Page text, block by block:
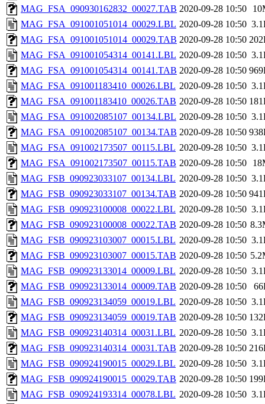
MAG_FSA_090930162832_00027.TAB 2020-09-28 10:50
MAG_FSA_091001051014_00029.LBL 2020-09-28 10:50
MAG_FSA_091001051014_00029.TAB 2020-09-28 10:50
MAG_FSA_091001054314_00141.LBL 2020-09-28 10:50
MAG_FSA_091001054314_00141.TAB 2020-09-28 10:50
MAG_FSA_091001183410_00026.LBL 2020-09-28 10:50
MAG_FSA_091001183410_00026.TAB 2020-09-28 10:50
MAG_FSA_091002085107_00134.LBL 2020-09-28 10:50
MAG_FSA_091002085107_00134.TAB 2020-09-28 10:50
MAG_FSA_091002173507_00115.LBL 2020-09-28 10:50
MAG_FSA_091002173507_00115.TAB 2020-09-28 10:50
MAG_FSB_090923033107_00134.LBL 2020-09-28 10:50
MAG_FSB_090923033107_00134.TAB 2020-09-28 10:50
MAG_FSB_090923100008_00022.LBL 2020-09-28 10:50
MAG_FSB_090923100008_00022.TAB 2020-09-28 10:50
MAG_FSB_090923103007_00015.LBL 2020-09-28 10:50
MAG_FSB_090923103007_00015.TAB 2020-09-28 10:50
MAG_FSB_090923133014_00009.LBL 2020-09-28 10:50
MAG_FSB_090923133014_00009.TAB 2020-09-28 10:50
MAG_FSB_090923134059_00019.LBL 2020-09-28 10:50
MAG_FSB_090923134059_00019.TAB 2020-09-28 10:50
MAG_FSB_090923140314_00031.LBL 2020-09-28 10:50
MAG_FSB_090923140314_00031.TAB 2020-09-28 10:50
MAG_FSB_090924190015_00029.LBL 2020-09-28 10:50
MAG_FSB_090924190015_00029.TAB 2020-09-28 10:50
MAG_FSB_090924193314_00078.LBL 2020-09-28 10:50